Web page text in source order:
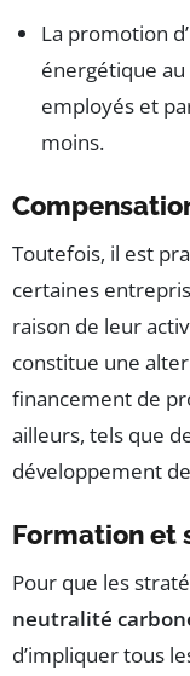
La promotion
énergétique
employés et
moins.
Toutefois, il est
certaines
raison de leur
constitue une
financement de
ailleurs, tels que
développement
Formation et
Pour que les
neutralité
d’impliquer tous